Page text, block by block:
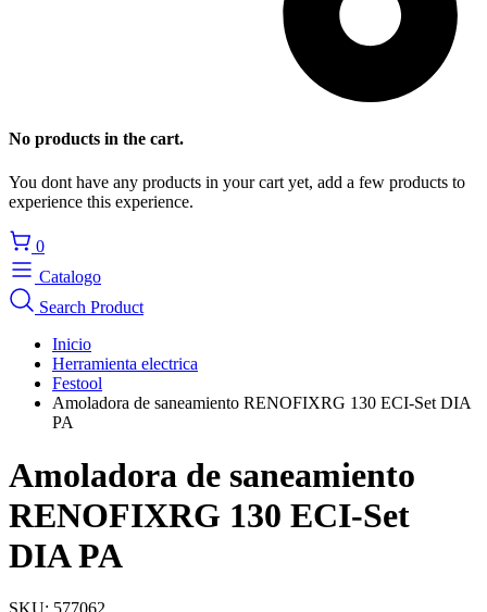
No products in the cart.
You dont have any products in your cart yet, add a few products to
experience this experience.
0
Catalogo
Search Product
Inicio
Herramienta electrica
Festool
Amoladora de saneamiento RENOFIXRG 130 ECI-Set DIA
PA
Amoladora de saneamiento
RENOFIXRG 130 ECI-Set
DIA PA